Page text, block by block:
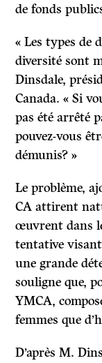
de fonds
« Les types de
diversité sont
Dinsdale,
Canada. « Si
pas été arrêté
pouvez-vous
démunis? »
Le problème,
CA attirent
œuvrent dans
tentative visant
une grande
souligne que,
YMCA,
femmes que
D’après M.